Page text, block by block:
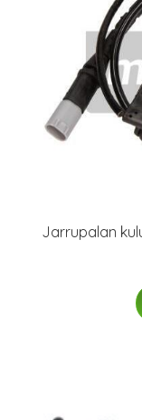
Jarrupalan